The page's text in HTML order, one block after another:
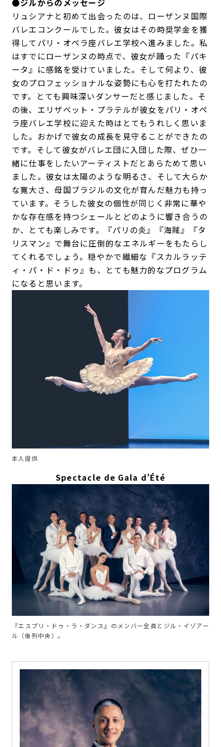
リュシアナと初めて出会ったのは、ローザンヌ国際
バレエコンクールでした。彼女はその時奨学金を獲
得してパリ・オペラ座バレエ学校へ進みました。私
はすでにローザンヌの時点で、彼女が踊った『パキ
ータ』に感銘を受けていました。そして何より、彼
女のプロフェッショナルな姿勢にも心を打たれたの
です。とても興味深いダンサーだと感じました。そ
の後、エリザベット・プラテルが彼女をパリ・オペ
ラ座バレエ学校に迎えた時はとてもうれしく思いま
した。おかげで彼女の成長を見守ることができたの
です。そして彼女がバレエ団に入団した際、ぜひ一
緒に仕事をしたいアーティストだとあらためて思い
ました。彼女は太陽のような明るさ、そして大らか
な寛大さ、母国ブラジルの文化が育んだ魅力も持っ
ています。そうした彼女の個性が同じく非常に華や
かな存在感を持つシェールとどのように響き合うの
か、とても楽しみです。『パリの炎』『海賊』『タ
リスマン』で舞台に圧倒的なエネルギーをもたらし
てくれるでしょう。穏やかで繊細な『スカルラッテ
ィ・パ・ド・ドゥ』も、とても魅力的なプログラム
になると思います。
本人提供
Spectacle de Gala d’Été
『エスプリ・ドゥ・ラ・ダンス』のメンバー全員とジル・イゾアー
ル（後列中央）。